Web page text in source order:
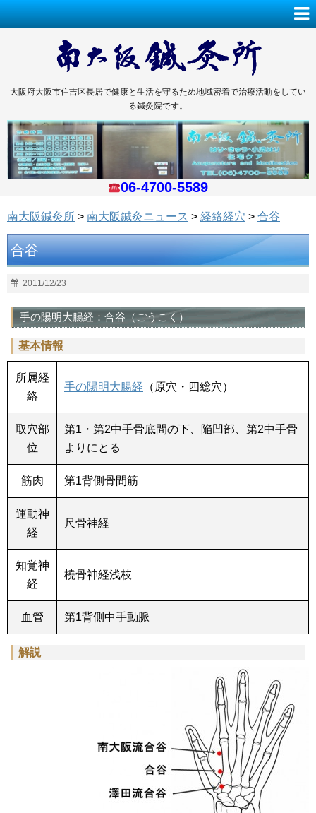
大阪府大阪市住吉区長居で健康と生活を守るため地域密着で治療活動をしてい
る鍼灸院です。
06-4700-5589
南大阪鍼灸所 > 南大阪鍼灸ニュース > 経絡経穴 > 合谷
合谷
2011/12/23
手の陽明大腸経：合谷（ごうこく）
基本情報
所属経
絡
手の陽明大腸経 （原穴・四総穴）
取穴部
位
第1・第2中手骨底間の下、陥凹部、第2中手骨
よりにとる
筋肉 第1背側骨間筋
運動神
経
尺骨神経
知覚神
経
橈骨神経浅枝
血管 第1背側中手動脈
解説